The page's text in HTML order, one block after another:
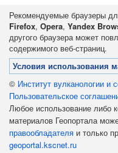
Рекомендуемые браузеры
Firefox, Opera, Yandex
другого браузера может
содержимого веб-страниц.
Условия использования
© Институт вулканологии
Пользовательское
Любое использование либо
материалов Геопортала
правообладателя и только
geoportal.kscnet.ru